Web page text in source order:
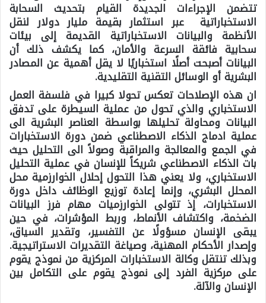
تتضمن الإجراءات الجديدة القيام بتحديث السحابة
الاستخباراتية عبر استثمار بقيمة مليار دولار لنقل
الأنظمة والبيانات الاستخباراتية القديمة إلى بيئات
سحابية فائقة السرعة والأمان، كما يكشف ذلك أن
البيانات أصبحت أصلًا استخباريًا لا يقل أهمية عن المصادر
البشرية أو الوسائل التقنية التقليدية.
ان هذه الإصلاحات تعكس تحولا كبيرا في فلسفة العمل
الاستخباري والذي تحول من عملية السيطرة على تدفق
البيانات ومحاولة تحليلها بواسطة العناصر البشرية الى
عملية ادماج الذكاء الاصطناعي ضمن دورة الاستخبارات
في الجمع والمعالجة والمراقبة وصولاً الى التحليل حيث
بات الذكاء الاصطناعي شريكاً للإنسان في عملية التحليل
الاستخباري، ولا يعني هذا التحول إحلال الخوارزمية محل
المحلل البشري، وإنما إعادة توزيع الوظائف داخل دورة
الاستخبارات، إذ تتولى الخوارزميات مهام فرز البيانات
الضخمة، واكتشاف الأنماط، وربط المؤشرات، في حين
يبقى الإنسان مسؤولًا عن التفسير، وتقدير السياق،
وإصدار الأحكام المهنية، وصياغة التقديرات الاستراتيجية.
وبذلك تنتقل وكالة الاستخبارات المركزية من نموذج يقوم
على مركزية الفرد إلى نموذج يقوم على التكامل بين
الإنسان والآلة.